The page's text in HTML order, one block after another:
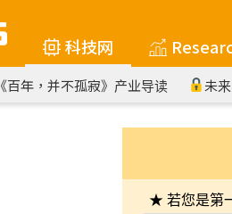
科技网
《百年，并不孤寂》产业导读 未
★ 若您是第